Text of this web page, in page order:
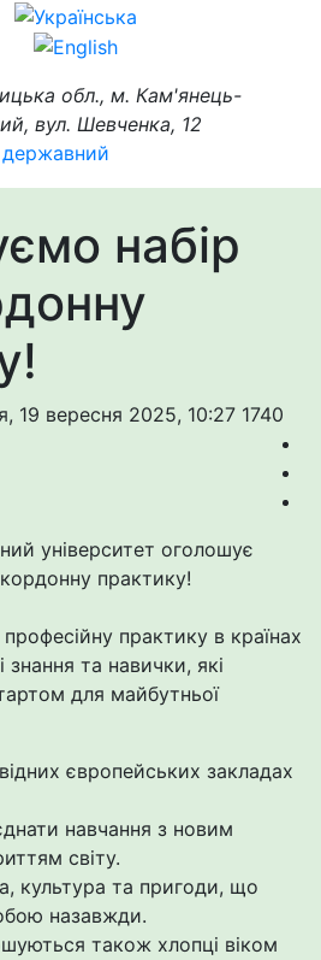
обл., м. Кам'янець-
вул. Шевченка, 12
набір
19 вересня 2025, 10:27 1740
університет оголошує
практику!
практику в країнах
та навички, які
для майбутньої
європейських закладах
навчання з новим
світу.
культура та пригоди, що
назавжди.
також хлопці віком